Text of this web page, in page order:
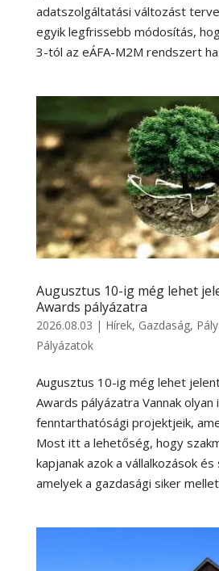
adatszolgáltatási változást
egyik legfrissebb módosítás,
3-tól az eÁFA-M2M rendszert
Augusztus 10-ig még lehet
Awards pályázatra
2026.08.03 | Hírek, Gazdaság,
Pályázatok
Augusztus 10-ig még lehet
Awards pályázatra Vannak olyan
fenntarthatósági projektjeik,
Most itt a lehetőség, hogy
kapjanak azok a vállalkozások
amelyek a gazdasági siker